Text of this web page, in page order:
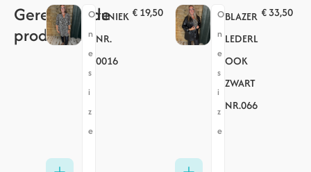
Gerelateerde
producten
O
n
e
s
i
z
e
TUNIEK
NR.
0016
€19,50
O
n
e
s
i
z
e
BLAZER
LEDERL
OOK
ZWART
NR.066
€33,50